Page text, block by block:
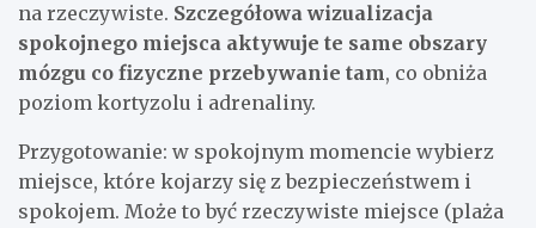
na rzeczywiste. Szczegółowa wizualizacja
spokojnego miejsca aktywuje te same obszary
mózgu co fizyczne przebywanie tam, co obniża
poziom kortyzolu i adrenaliny.
Przygotowanie: w spokojnym momencie wybierz
miejsce, które kojarzy się z bezpieczeństwem i
spokojem. Może to być rzeczywiste miejsce (plaża